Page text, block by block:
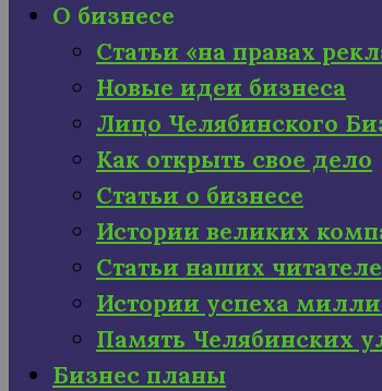
О бизнесе
Статьи «на правах
Новые идеи бизнеса
Лицо Челябинского
Как открыть свое дело
Статьи о бизнесе
Истории великих
Статьи наших
Истории успеха
Память Челябинских
Бизнес планы